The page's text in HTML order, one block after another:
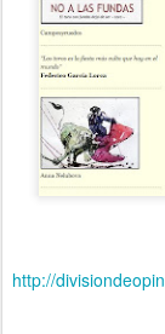
http://